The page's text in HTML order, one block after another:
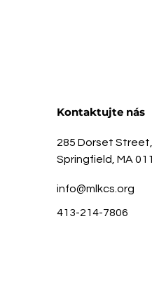
Kontaktujte nás
285 Dorset Street,
Springfield, MA
info@mlkcs.org
413-214-7806